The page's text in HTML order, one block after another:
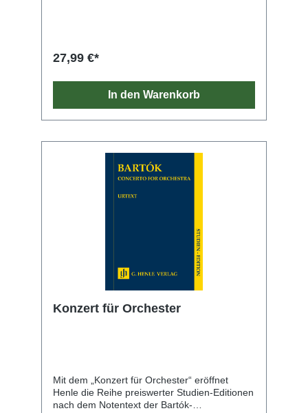
27,99 €*
In den Warenkorb
Konzert für Orchester
Mit dem „Konzert für Orchester“ eröffnet
Henle die Reihe preiswerter Studien-Editionen
nach dem Notentext der Bartók-